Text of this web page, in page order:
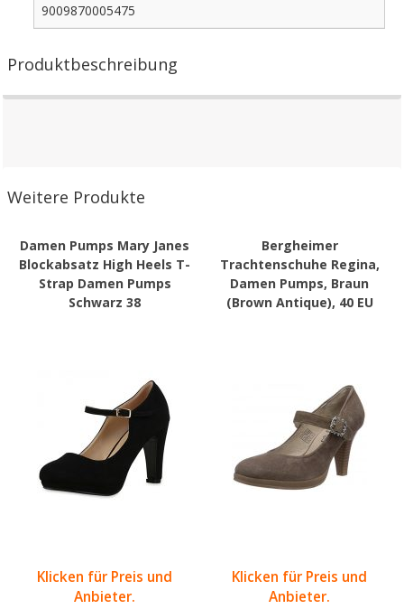
9009870005475
Produktbeschreibung
Weitere Produkte
Damen Pumps Mary Janes
Blockabsatz High Heels T-
Strap Damen Pumps
Schwarz 38
Klicken für Preis und
Anbieter.
Bergheimer
Trachtenschuhe Regina,
Damen Pumps, Braun
(Brown Antique), 40 EU
Klicken für Preis und
Anbieter.